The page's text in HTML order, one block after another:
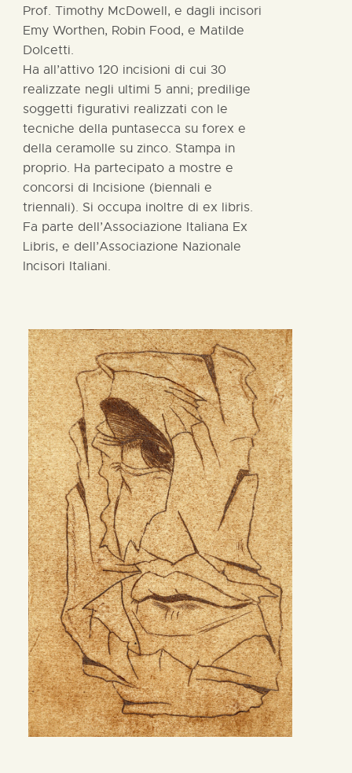
Prof. Timothy McDowell, e dagli incisori
Emy Worthen, Robin Food, e Matilde
Dolcetti.
Ha all’attivo 120 incisioni di cui 30
realizzate negli ultimi 5 anni; predilige
soggetti figurativi realizzati con le
tecniche della puntasecca su forex e
della ceramolle su zinco. Stampa in
proprio. Ha partecipato a mostre e
concorsi di Incisione (biennali e
triennali). Si occupa inoltre di ex libris.
Fa parte dell’Associazione Italiana Ex
Libris, e dell’Associazione Nazionale
Incisori Italiani.